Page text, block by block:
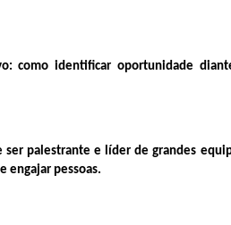
como identificar oportunidade
ser palestrante e líder de grandes
engajar pessoas.